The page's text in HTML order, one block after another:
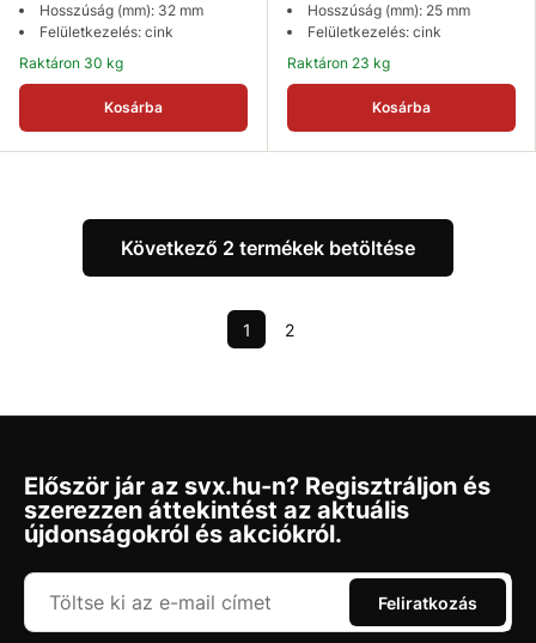
Hosszúság (mm): 32 mm
Felületkezelés: cink
Raktáron 30 kg
Kosárba
Hosszúság (mm): 25 mm
Felületkezelés: cink
Raktáron 23 kg
Kosárba
Következő 2 termékek betöltése
1 2
Először jár az svx.hu-n? Regisztráljon és
szerezzen áttekintést az aktuális
újdonságokról és akciókról.
Feliratkozás